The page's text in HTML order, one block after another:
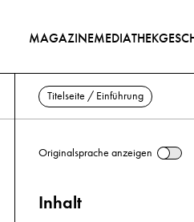
MAGAZINEMEDIATHEK
Titelseite / Einführung
Originalsprache anzeigen
Inhalt